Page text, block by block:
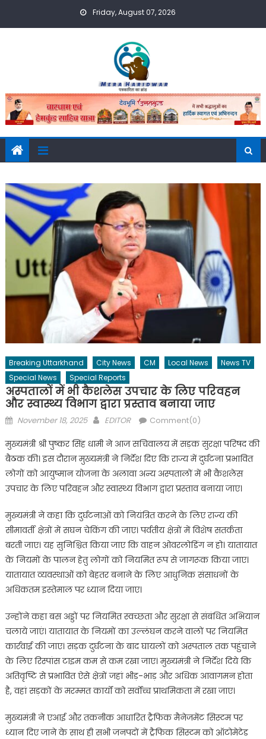
Friday, August 07, 2026
Breaking Uttarkhand City News CM Local News
News TV
Special News
Special Reports
अस्पतालों में भी कैशलेस उपचार के लिए परिवहन
और स्वास्थ्य विभाग द्वारा प्रस्ताव बनाया जाए
Posted
November 18, 2025 Author
EDITOR Comment(0)
मुख्यमंत्री श्री पुष्कर सिंह धामी ने आज सचिवालय में सड़क सुरक्षा परिषद की
बैठक की। इस दौरान मुख्यमंत्री ने निर्देश दिए कि राज्य में दुर्घटना प्रभावित
लोगों को आयुष्मान योजना के अलावा अन्य अस्पतालों में भी कैशलेस
उपचार के लिए परिवहन और स्वास्थ्य विभाग द्वारा प्रस्ताव बनाया जाए।
मुख्यमंत्री ने कहा कि दुर्घटनाओं को नियंत्रित करने के लिए राज्य की
सीमावर्ती क्षेत्रों में सघन चेकिंग की जाए। पर्वतीय क्षेत्रों में विशेष सतर्कता
बरती जाए। यह सुनिश्चित किया जाए कि वाहन ओवरलोडिंग न हो। यातायात
के नियमों के पालन हेतु लोगों को नियमित रूप से जागरूक किया जाए।
यातायात व्यवस्थाओं को बेहतर बनाने के लिए आधुनिक संसाधनों के
अधिकतम इस्तेमाल पर ध्यान दिया जाए।
उन्होंने कहा बस अड्डों पर नियमित स्वच्छता और सुरक्षा से संबंधित अभियान
चलाये जाएं। यातायात के नियमों का उल्लंघन करने वालों पर नियमित
कार्रवाई की जाए। सड़क दुर्घटना के बाद घायलों को अस्पताल तक पहुंचाने
के लिए रिस्पांस टाइम कम से कम रखा जाए। मुख्यमंत्री ने निर्देश दिये कि
अतिवृष्टि से प्रभावित ऐसे क्षेत्रों जहां भीड़-भाड़ और अधिक आवागमन होता
है, वहां सड़कों के मरम्मत कार्यों को सर्वाेच्च प्राथमिकता में रखा जाए।
मुख्यमंत्री ने एआई और तकनीक आधारित ट्रैफिक मैनेजमेंट सिस्टम पर
ध्यान दिए जाने के साथ ही सभी जनपदों में ट्रैफिक सिस्टम को ऑटोमेटेड